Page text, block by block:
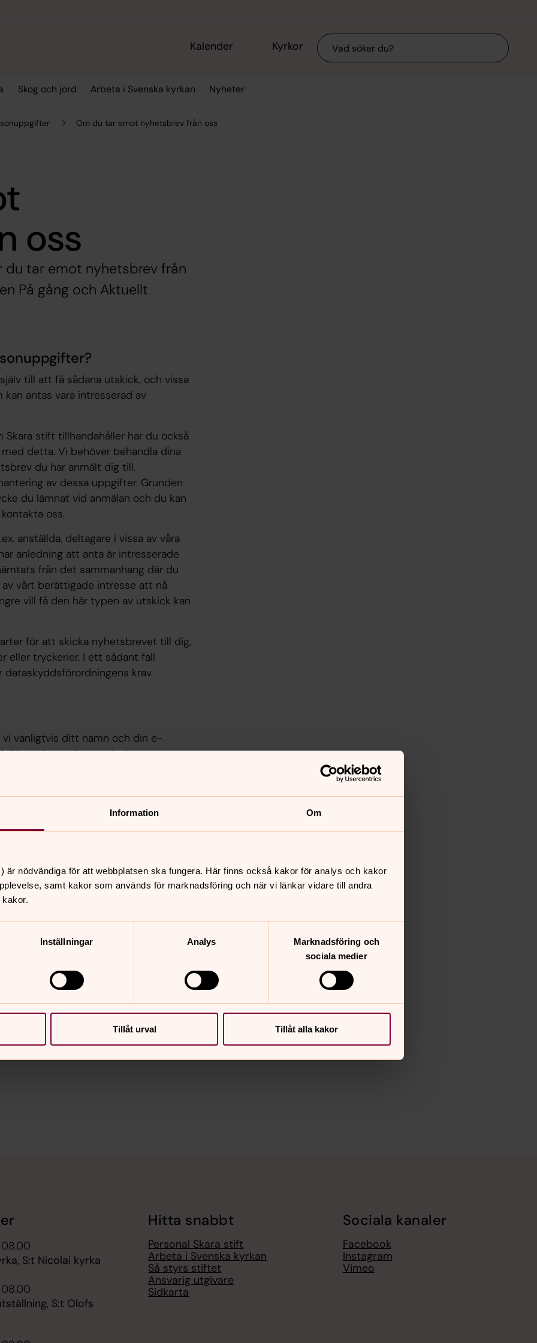
Information Om
är nödvändiga för att webbplatsen ska fungera. Här finns också kakor för analys och kakor
samt kakor som används för marknadsföring och när vi länkar vidare till andra
Inställningar Analys
Marknadsföring och
sociala medier
Tillåt urval Tillåt alla kakor
Kalender Kyrkor Sök
Skog och jord Arbeta i Svenska kyrkan Nyheter
Om du tar emot nyhetsbrev från oss
oss
du tar emot nyhetsbrev från
På gång och Aktuellt
till att få sådana utskick, och vissa
antas vara intresserad av
stift tillhandahåller har du också
detta. Vi behöver behandla dina
du har anmält dig till.
av dessa uppgifter. Grunden
du lämnat vid anmälan och du kan
oss.
anställda, deltagare i vissa av våra
anledning att anta är intresserade
från det sammanhang där du
vårt berättigade intresse att nå
vill få den här typen av utskick kan
för att skicka nyhetsbrevet till dig,
eller tryckerier. I ett sådant fall
krav.
vanligtvis ditt namn och din e-
i kontakt med oss och den typ av
uppgifter om dig, exempelvis din
på nyhetsbrevet ifråga. När du
uppgifter från
För information om dina
för denna integritetspolicy
S:t Nicolai kyrka
S:t Olofs
Hitta snabbt
Personal Skara stift
Arbeta i Svenska kyrkan
Så styrs stiftet
Ansvarig utgivare
Sidkarta
Sociala kanaler
Facebook
Instagram
Vimeo